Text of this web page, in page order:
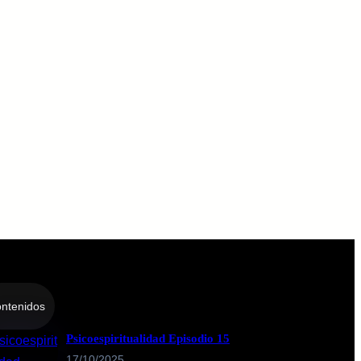
Psicoespiritualidad Episodio 15